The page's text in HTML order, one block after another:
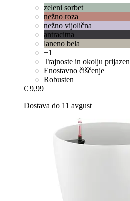
zeleni sorbet
nežno roza
nežno vijolična
antracitna
laneno bela
+1
Trajnoste in okolju prijazen
Enostavno čiščenje
Robusten
€ 9,99
Dostava do 11 avgust